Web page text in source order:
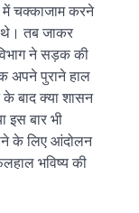
में चक्काजाम करने
थे। तब जाकर
ने सड़क की
अपने पुराने हाल
बाद क्या शासन
इस बार भी
के लिए आंदोलन
भविष्य की